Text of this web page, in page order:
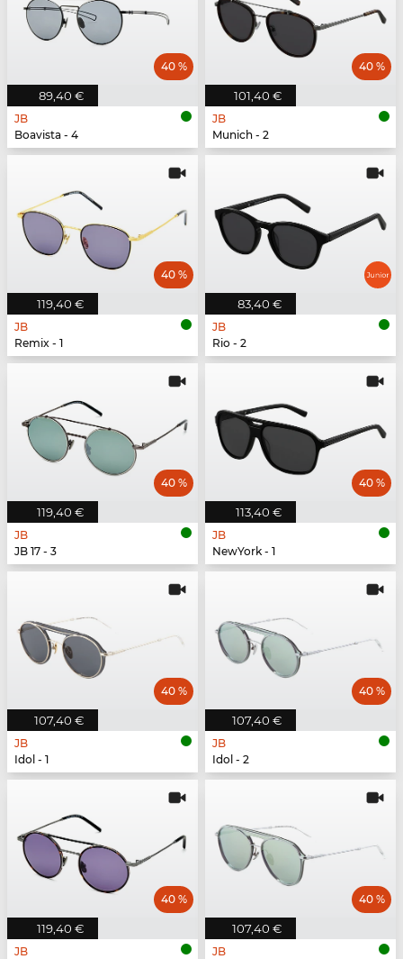
89,40 €
40 %
JB
Boavista - 4
101,40 €
40 %
JB
Munich - 2
119,40 €
40 %
JB
Remix - 1
83,40 €
JB
Rio - 2
119,40 €
40 %
JB
JB 17 - 3
113,40 €
40 %
JB
NewYork - 1
107,40 €
40 %
JB
Idol - 1
107,40 €
40 %
JB
Idol - 2
119,40 €
40 %
JB
107,40 €
40 %
JB